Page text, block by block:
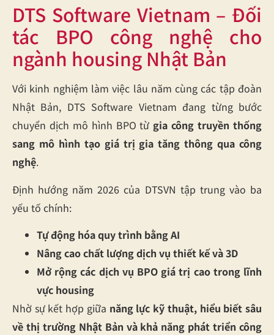
DTS Software Vietnam – Đối
tác BPO công nghệ cho
ngành housing Nhật Bản
Với kinh nghiệm làm việc lâu năm cùng các tập đoàn
Nhật Bản, DTS Software Vietnam đang từng bước
chuyển dịch mô hình BPO từ gia công truyền thống
sang mô hình tạo giá trị gia tăng thông qua công
nghệ.
Định hướng năm 2026 của DTSVN tập trung vào ba
yếu tố chính:
Tự động hóa quy trình bằng AI
Nâng cao chất lượng dịch vụ thiết kế và 3D
Mở rộng các dịch vụ BPO giá trị cao trong lĩnh
vực housing
Nhờ sự kết hợp giữa năng lực kỹ thuật, hiểu biết sâu
về thị trường Nhật Bản và khả năng phát triển công